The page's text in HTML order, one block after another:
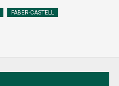
FABER-CASTELL